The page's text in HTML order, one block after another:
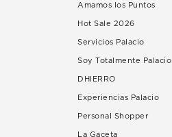
Amamos los Puntos
Hot Sale 2026
Servicios Palacio
Soy Totalmente Palacio
DHIERRO
Experiencias Palacio
Personal Shopper
La Gaceta